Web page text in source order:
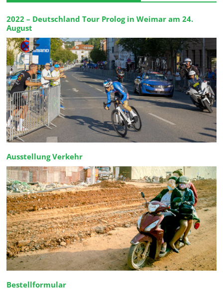
2022 – Deutschland Tour Prolog in Weimar am 24.
August
Ausstellung Verkehr
Bestellformular